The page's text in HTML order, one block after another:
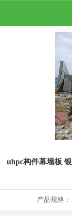
uhpc构件幕墙板
产品规格：